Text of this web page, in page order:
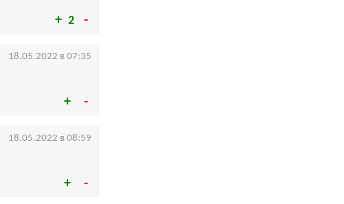
2
18.05.2022 в 07:35
18.05.2022 в 08:59